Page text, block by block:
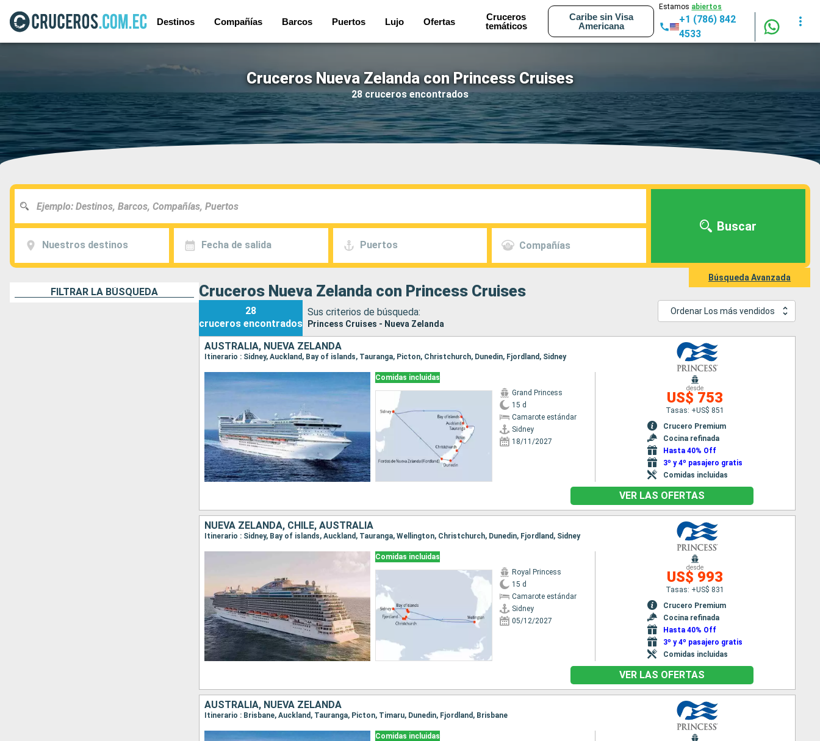
Destinos Compañías Barcos Puertos Lujo Ofertas
Cruceros
temáticos
Caribe sin Visa
Americana
Estamos abiertos
+1 (786) 842
4533
Cruceros Nueva Zelanda con Princess Cruises
28 cruceros encontrados
Nuestros destinos Fecha de salida Puertos Compañías
Buscar
Búsqueda Avanzada
FILTRAR LA BÚSQUEDA Cruceros Nueva Zelanda con Princess Cruises
28
cruceros encontrados
Sus criterios de búsqueda:
Princess Cruises - Nueva Zelanda
Ordenar Los más vendidos
AUSTRALIA, NUEVA ZELANDA
Itinerario : Sidney, Auckland, Bay of islands, Tauranga, Picton, Christchurch, Dunedin, Fjordland, Sidney
Comidas incluidas
Grand Princess
15 d
Camarote estándar
Sidney
18/11/2027
desde
US$ 753
Tasas: +US$ 851
Crucero Premium
Cocina refinada
Hasta 40% Off
3º y 4º pasajero gratis
Comidas incluidas
VER LAS OFERTAS
NUEVA ZELANDA, CHILE, AUSTRALIA
Itinerario : Sidney, Bay of islands, Auckland, Tauranga, Wellington, Christchurch, Dunedin, Fjordland, Sidney
Comidas incluidas
Royal Princess
15 d
Camarote estándar
Sidney
05/12/2027
desde
US$ 993
Tasas: +US$ 831
Crucero Premium
Cocina refinada
Hasta 40% Off
3º y 4º pasajero gratis
Comidas incluidas
VER LAS OFERTAS
AUSTRALIA, NUEVA ZELANDA
Itinerario : Brisbane, Auckland, Tauranga, Picton, Timaru, Dunedin, Fjordland, Brisbane
Comidas incluidas